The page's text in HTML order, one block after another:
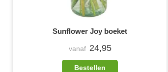
Sunflower Joy boeket
vanaf 24,95
Bestellen